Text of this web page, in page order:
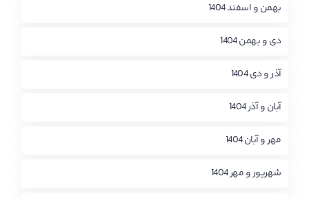
بهمن و اسفند 1404
دی و بهمن 1404
آذر و دی 1404
آبان و آذر 1404
مهر و آبان 1404
شهریور و مهر 1404